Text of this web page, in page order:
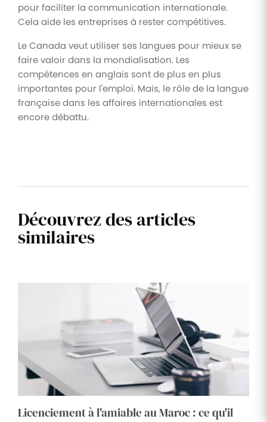
pour faciliter la communication internationale.
Cela aide les entreprises à rester compétitives.
Le Canada veut utiliser ses langues pour mieux se
faire valoir dans la mondialisation. Les
compétences en anglais sont de plus en plus
importantes pour l'emploi. Mais, le rôle de la langue
française dans les affaires internationales est
encore débattu.
Découvrez des articles
similaires
Licenciement à l'amiable au Maroc : ce qu'il